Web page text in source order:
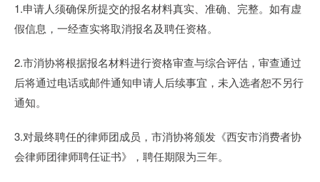
1.申请人须确保所提交的报名材料真实、准确、完整。如有虚
假信息，一经查实将取消报名及聘任资格。
2.市消协将根据报名材料进行资格审查与综合评估，审查通过
后将通过电话或邮件通知申请人后续事宜，未入选者恕不另行
通知。
3.对最终聘任的律师团成员，市消协将颁发《西安市消费者协
会律师团律师聘任证书》，聘任期限为三年。